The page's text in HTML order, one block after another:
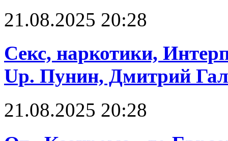
21.08.2025 20:28
Cекс, наркотики,
Up. Пунин, Дмитрий
21.08.2025 20:28